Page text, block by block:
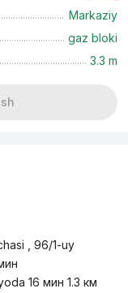
Markaziy
gaz bloki
3.3 m
, 96/1-uy
16 мин 1.3 км